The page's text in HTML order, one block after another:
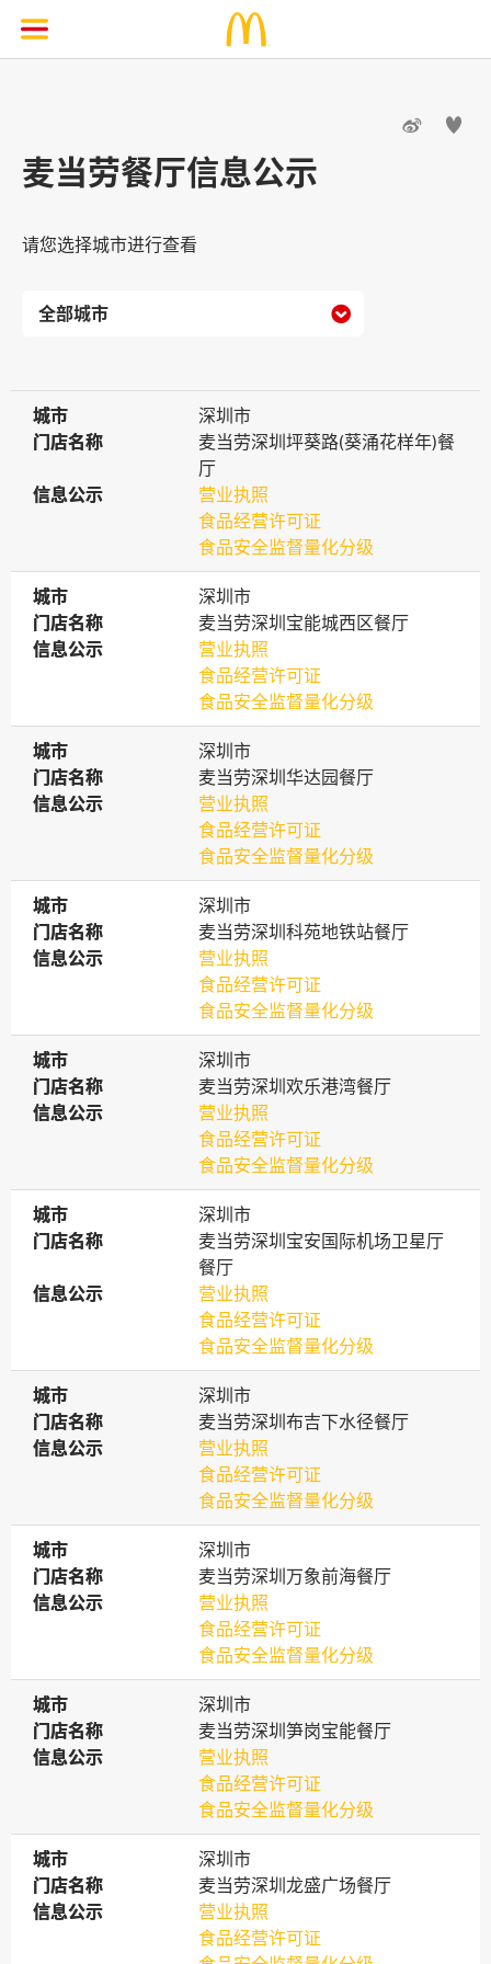
 
麦当劳餐厅信息公示
请您选择城市进行查看

城市
城市
深圳市
门店名称
门店名称
麦当劳深圳坪葵路(葵涌花样年)餐
厅
信息公示
信息公示
营业执照
食品经营许可证
食品安全监督量化分级
城市
城市
深圳市
门店名称
门店名称
麦当劳深圳宝能城西区餐厅
信息公示
信息公示
营业执照
食品经营许可证
食品安全监督量化分级
城市
城市
深圳市
门店名称
门店名称
麦当劳深圳华达园餐厅
信息公示
信息公示
营业执照
食品经营许可证
食品安全监督量化分级
城市
城市
深圳市
门店名称
门店名称
麦当劳深圳科苑地铁站餐厅
信息公示
信息公示
营业执照
食品经营许可证
食品安全监督量化分级
城市
城市
深圳市
门店名称
门店名称
麦当劳深圳欢乐港湾餐厅
信息公示
信息公示
营业执照
食品经营许可证
食品安全监督量化分级
城市
城市
深圳市
门店名称
门店名称
麦当劳深圳宝安国际机场卫星厅
餐厅
信息公示
信息公示
营业执照
食品经营许可证
食品安全监督量化分级
城市
城市
深圳市
门店名称
门店名称
麦当劳深圳布吉下水径餐厅
信息公示
信息公示
营业执照
食品经营许可证
食品安全监督量化分级
城市
城市
深圳市
门店名称
门店名称
麦当劳深圳万象前海餐厅
信息公示
信息公示
营业执照
食品经营许可证
食品安全监督量化分级
城市
城市
深圳市
门店名称
门店名称
麦当劳深圳笋岗宝能餐厅
信息公示
信息公示
营业执照
食品经营许可证
食品安全监督量化分级
城市
城市
深圳市
门店名称
门店名称
麦当劳深圳龙盛广场餐厅
信息公示
信息公示
营业执照
食品经营许可证